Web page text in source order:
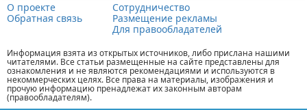
О проекте
Обратная связь
Сотрудничество
Размещение рекламы
Для правообладателей
Информация взята из открытых источников, либо прислана нашими
читателями. Все статьи размещенные на сайте представлены для
ознакомления и не являются рекомендациями и используются в
некоммерческих целях. Все права на материалы, изображения и
прочую информацию пренадлежат их законным авторам
(правообладателям).